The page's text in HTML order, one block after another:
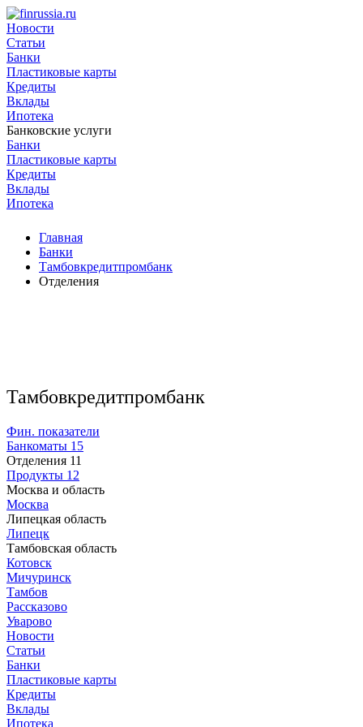
Новости
Статьи
Банки
Пластиковые карты
Кредиты
Вклады
Ипотека
Банковские услуги
Банки
Пластиковые карты
Кредиты
Вклады
Ипотека
Главная
Банки
Тамбовкредитпромбанк
Отделения
Тамбовкредитпромбанк
Фин. показатели
Банкоматы 15
Отделения 11
Продукты 12
Москва и область
Москва
Липецкая область
Липецк
Тамбовская область
Котовск
Мичуринск
Тамбов
Рассказово
Уварово
Новости
Статьи
Банки
Пластиковые карты
Кредиты
Вклады
Ипотека